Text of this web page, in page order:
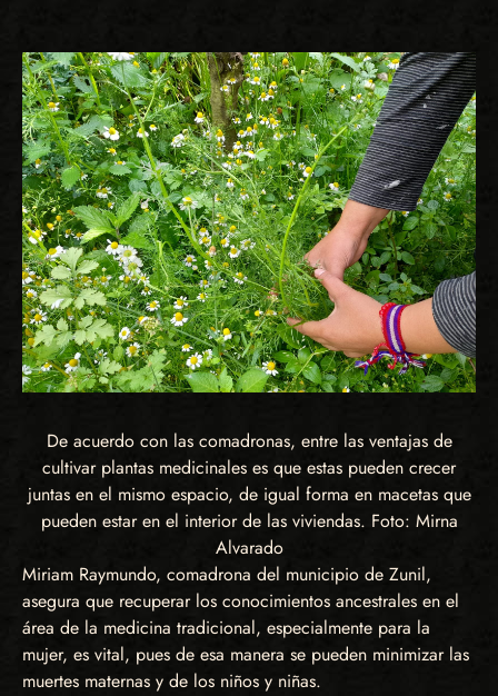
De acuerdo con las comadronas, entre las ventajas de
cultivar plantas medicinales es que estas pueden crecer
juntas en el mismo espacio, de igual forma en macetas que
pueden estar en el interior de las viviendas. Foto: Mirna
Alvarado
Miriam Raymundo, comadrona del municipio de Zunil,
asegura que recuperar los conocimientos ancestrales en el
área de la medicina tradicional, especialmente para la
mujer, es vital, pues de esa manera se pueden minimizar las
muertes maternas y de los niños y niñas.